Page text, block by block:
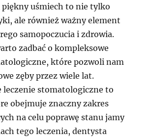
piękny uśmiech to nie tylko
ale również ważny element
samopoczucia i zdrowia.
zadbać o kompleksowe
które pozwoli nam
zęby przez wiele lat.
leczenie stomatologiczne to
obejmuje znaczny zakres
na celu poprawę stanu jamy
tego leczenia, dentysta